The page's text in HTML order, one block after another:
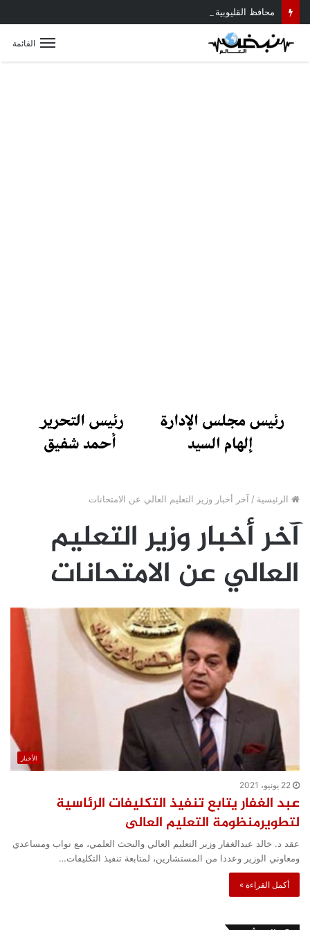
القائمة
الرئيسية / آخر أخبار وزير التعليم العالي عن الامتحانات
آخر أخبار وزير التعليم
العالي عن الامتحانات
الأخبار
22 يونيو، 2021
عبد الغفار يتابع تنفيذ التكليفات الرئاسية
لتطويرمنظومة التعليم العالى
عقد د. خالد عبدالغفار وزير التعليم العالي والبحث العلمي، مع نواب ومساعدي
ومعاوني الوزير وعددا من المستشارين، لمتابعة تنفيذ التكليفات…
أكمل القراءة »